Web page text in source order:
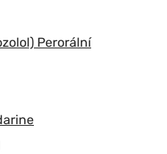
Perorální